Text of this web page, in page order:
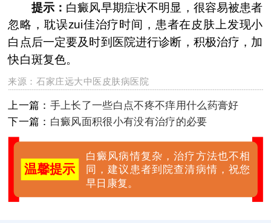
提示： 白癜风早期症状不明显，很容易被患者
忽略，耽误zui佳治疗时间，患者在皮肤上发现小
白点后一定要及时到医院进行诊断，积极治疗，加
快白斑复色。
来源：石家庄远大中医皮肤病医院
上一篇： 手上长了一些白点不疼不痒用什么药膏好
下一篇： 白癜风面积很小有没有治疗的必要
温馨提示
白癜风病情复杂，治疗方法也不相
同，建议患者到院查清病情，祝您
早日康复。